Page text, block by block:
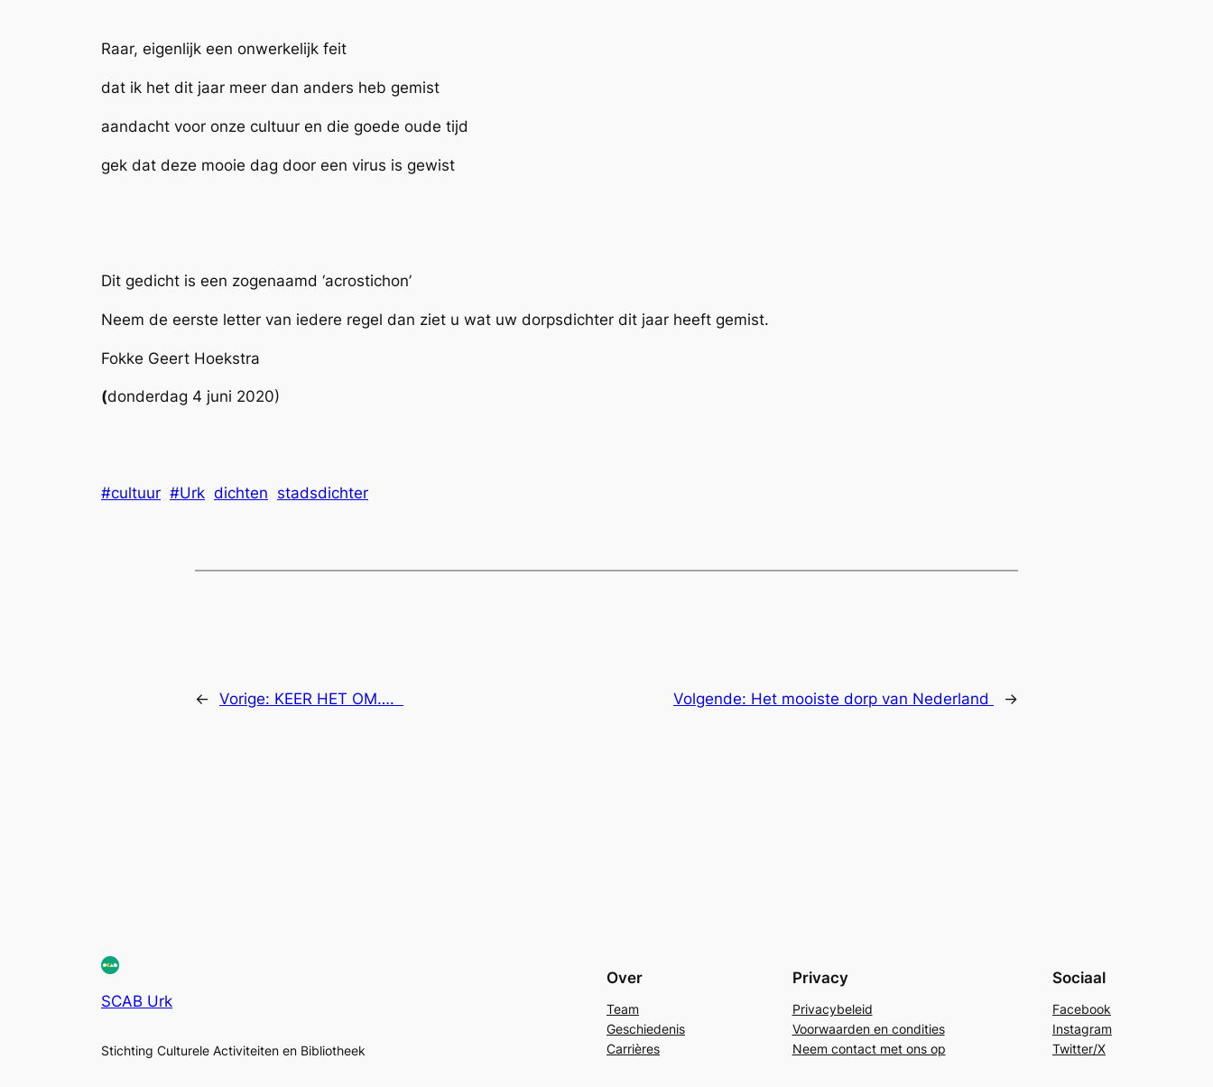
Raar, eigenlijk een onwerkelijk feit
dat ik het dit jaar meer dan anders heb gemist
aandacht voor onze cultuur en die goede oude tijd
gek dat deze mooie dag door een virus is gewist
Dit gedicht is een zogenaamd ‘acrostichon’
Neem de eerste letter van iedere regel dan ziet u wat uw dorpsdichter dit jaar heeft gemist.
Fokke Geert Hoekstra
(donderdag 4 juni 2020)
#cultuur #Urk dichten stadsdichter
← Vorige: KEER HET OM…. Volgende: Het mooiste dorp van Nederland →
SCAB Urk
Stichting Culturele Activiteiten en Bibliotheek
Over
Team
Geschiedenis
Carrières
Privacy
Privacybeleid
Voorwaarden en condities
Neem contact met ons op
Sociaal
Facebook
Instagram
Twitter/X